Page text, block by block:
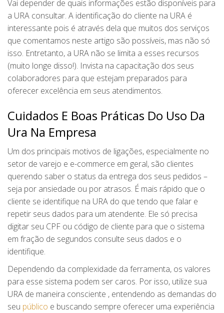
Vai depender de quais informações estão disponíveis para
a URA consultar. A identificação do cliente na URA é
interessante pois é através dela que muitos dos serviços
que comentamos neste artigo são possíveis, mas não só
isso. Entretanto, a URA não se limita a esses recursos
(muito longe disso!). Invista na capacitação dos seus
colaboradores para que estejam preparados para
oferecer excelência em seus atendimentos.
Cuidados E Boas Práticas Do Uso Da
Ura Na Empresa
Um dos principais motivos de ligações, especialmente no
setor de varejo e e-commerce em geral, são clientes
querendo saber o status da entrega dos seus pedidos –
seja por ansiedade ou por atrasos. É mais rápido que o
cliente se identifique na URA do que tendo que falar e
repetir seus dados para um atendente. Ele só precisa
digitar seu CPF ou código de cliente para que o sistema
em fração de segundos consulte seus dados e o
identifique.
Dependendo da complexidade da ferramenta, os valores
para esse sistema podem ser caros. Por isso, utilize sua
URA de maneira consciente , entendendo as demandas do
seu público e buscando sempre oferecer uma experiência